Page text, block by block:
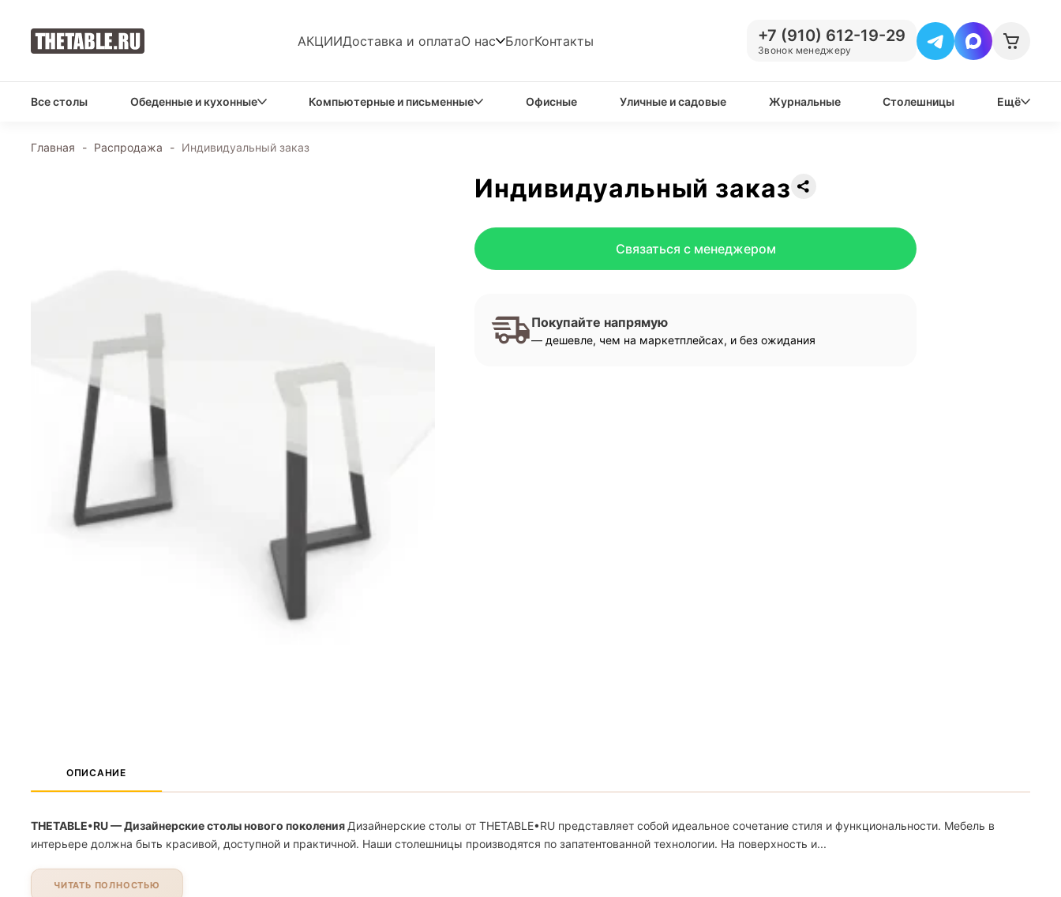
АКЦИИДоставка и оплатаО нас БлогКонтакты +7 (910) 612-19-29
Звонок менеджеру
Все столы Обеденные и кухонные Компьютерные и письменные Офисные Уличные и садовые Журнальные Столешницы Ещё
Главная - Распродажа - Индивидуальный заказ
Индивидуальный заказ
Связаться с менеджером
Покупайте напрямую
— дешевле, чем на маркетплейсах, и без ожидания
ОПИСАНИЕ
THETABLE•RU — Дизайнерские столы нового поколения Дизайнерские столы от THETABLE•RU представляет собой идеальное сочетание стиля и функциональности. Мебель в
интерьере должна быть красивой, доступной и практичной. Наши столешницы производятся по запатентованной технологии. На поверхность и...
ЧИТАТЬ ПОЛНОСТЬЮ